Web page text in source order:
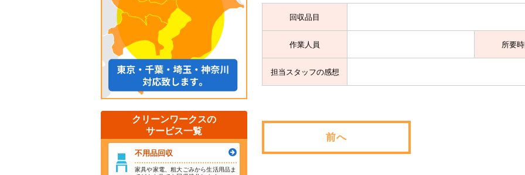
回収品目
作業人員 所要
担当スタッフの感想
前へ
クリーンワークスの
サービス一覧
不用品回収
家具や家電、粗大ごみから生活用品ま